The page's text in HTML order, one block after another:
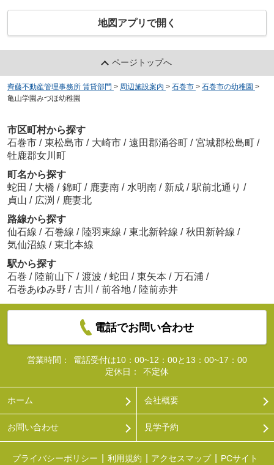
地図アプリで開く
ページトップへ
齊藤不動産管理事務所 賃貸部門 > 周辺施設案内 > 石巻市 > 石巻市の幼稚園 >
亀山学園みづほ幼稚園
市区町村から探す
石巻市 / 東松島市 / 大崎市 / 遠田郡涌谷町 / 宮城郡松島町 /
牡鹿郡女川町
町名から探す
蛇田 / 大橋 / 錦町 / 鹿妻南 / 水明南 / 新成 / 駅前北通り /
貞山 / 広渕 / 鹿妻北
路線から探す
仙石線 / 石巻線 / 陸羽東線 / 東北新幹線 / 秋田新幹線 /
気仙沼線 / 東北本線
駅から探す
石巻 / 陸前山下 / 渡波 / 蛇田 / 東矢本 / 万石浦 /
石巻あゆみ野 / 古川 / 前谷地 / 陸前赤井
電話でお問い合わせ
営業時間：
電話受付は10：00~12：00と13：00~17：00
定休日：
不定休
ホーム 会社概要
お問い合わせ 見学予約
プライバシーポリシー 利用規約 アクセスマップ PCサイト